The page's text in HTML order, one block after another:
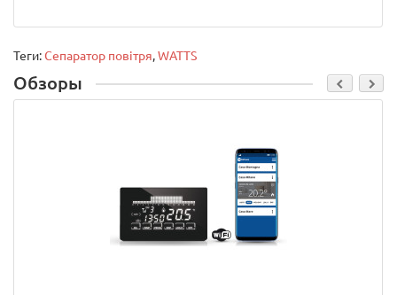
Теги:Сепаратор повітря,WATTS
Обзоры